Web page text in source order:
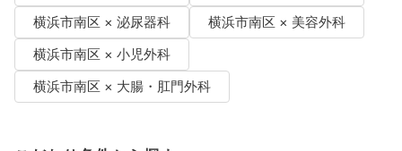
横浜市南区 × 泌尿器科
横浜市南区 × 美容外科
横浜市南区 × 小児外科
横浜市南区 × 大腸・肛門外科